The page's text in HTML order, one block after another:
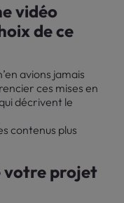
vidéo
de ce
avions jamais
ces mises en
décrivent le
contenus plus
votre projet